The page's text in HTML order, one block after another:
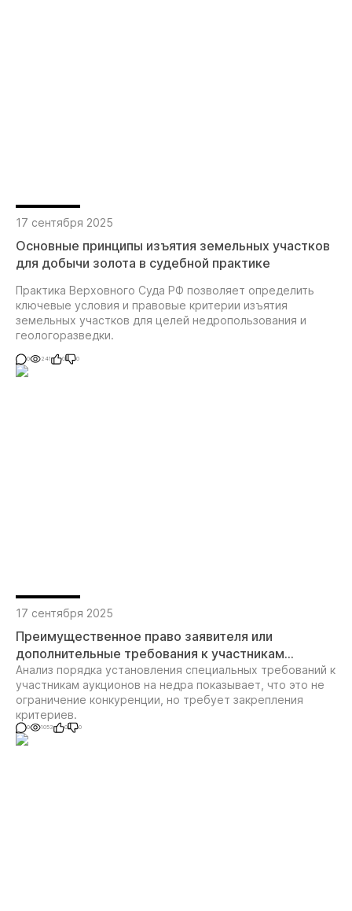
17 сентября 2025
Основные принципы изъятия земельных участков
для добычи золота в судебной практике
Практика Верховного Суда РФ позволяет определить
ключевые условия и правовые критерии изъятия
земельных участков для целей недропользования и
геологоразведки.
0 241 0 0
17 сентября 2025
Преимущественное право заявителя или
дополнительные требования к участникам
аукциона на право пользования участками недр:
вопросы ограничения конкуренции в сфере
недропользования при добыче золота
Анализ порядка установления специальных требований к
участникам аукционов на недра показывает, что это не
ограничение конкуренции, но требует закрепления
критериев.
0 1053 0 0